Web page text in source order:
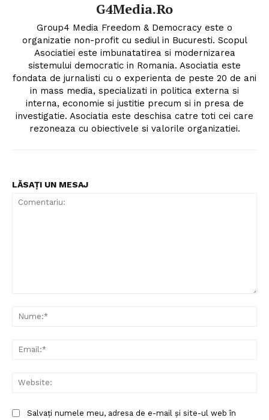
G4Media.ro
Group4 Media Freedom & Democracy este o
organizatie non-profit cu sediul in Bucuresti. Scopul
Asociatiei este imbunatatirea si modernizarea
sistemului democratic in Romania. Asociatia este
fondata de jurnalisti cu o experienta de peste 20 de ani
in mass media, specializati in politica externa si
interna, economie si justitie precum si in presa de
investigatie. Asociatia este deschisa catre toti cei care
rezoneaza cu obiectivele si valorile organizatiei.
LĂSAȚI UN MESAJ
Salvați numele meu, adresa de e-mail și site-ul web în